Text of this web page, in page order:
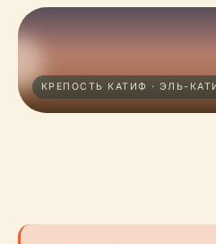
КРЕПОСТЬ КАТИФ · ЭЛЬ-